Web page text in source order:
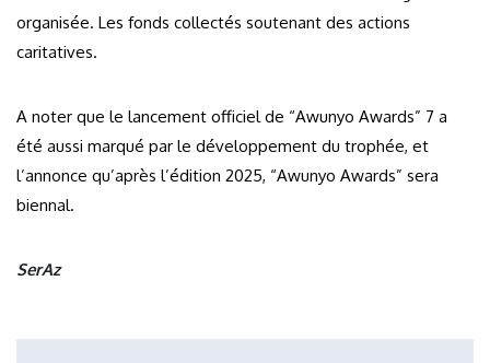
organisée. Les fonds collectés soutenant des actions
caritatives.
A noter que le lancement officiel de “Awunyo Awards” 7 a
été aussi marqué par le développement du trophée, et
l’annonce qu’après l’édition 2025, “Awunyo Awards” sera
biennal.
SerAz